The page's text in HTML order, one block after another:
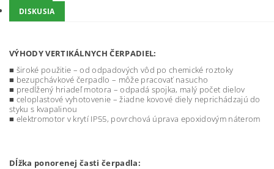
DISKUSIA
VÝHODY VERTIKÁLNYCH ČERPADIEL:
■ široké použitie – od odpadových vôd po chemické roztoky
■ bezupchávkové čerpadlo – môže pracovať nasucho
■ predĺžený hriadeľ motora – odpadá spojka, malý počet dielov
■ celoplastové vyhotovenie – žiadne kovové diely neprichádzajú do
styku s kvapalinou
■ elektromotor v krytí IP55, povrchová úprava epoxidovým náterom
Dĺžka ponorenej časti čerpadla: